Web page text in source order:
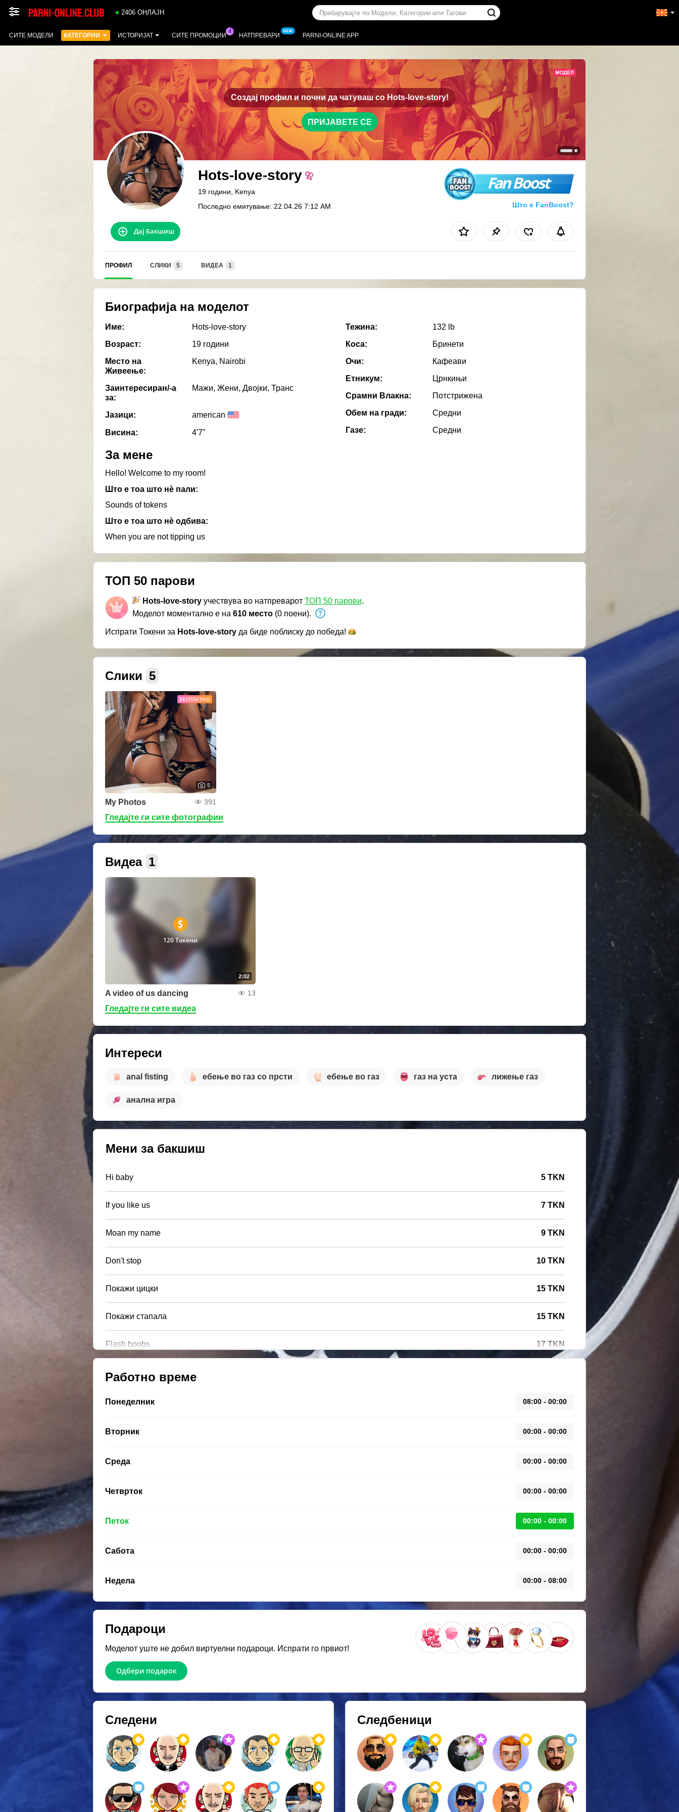
2406 ОНЛАЈН
СИТЕ МОДЕЛИ КАТЕГОРИИ ИСТОРИЈАТ СИТЕ ПРОМОЦИИ НАТПРЕВАРИ PARNI-ONLINE APP
Создај профил и почни да чатуваш со Hots-love-story!
ПРИЈАВЕТЕ СЕ
Hots-love-story
19 години, Kenya
Последно емитување: 22.04.26 7:12 AM
Fan Boost
Што е FanBoost?
Дај Бакшиш
ПРОФИЛ СЛИКИ 5 ВИДЕА 1
Биографија на моделот
Име:
Hots-love-story
Возраст:
19 години
Место на
Живеење:
Kenya, Nairobi
Заинтересиран/-а
за:
Мажи, Жени, Двојки, Транс
Јазици: american
Висина: 4'7"
Тежина:
132 lb
Коса:
Бринети
Очи:
Кафеави
Етникум:
Црнкињи
Срамни Влакна:
Потстрижена
Обем на гради:
Средни
Газе:
Средни
За мене
Hello! Welcome to my room!
Што е тоа што нѐ пали:
Sounds of tokens
Што е тоа што нѐ одбива:
When you are not tipping us
ТОП 50 парови
Hots-love-story учествува во натпреварот ТОП 50 парови.
Моделот моментално е на 610 место (0 поени).
Испрати Токени за Hots-love-story да биде поблиску до победа!
Слики 5
БЕСПЛАТНО
5
My Photos 391
Гледајте ги сите фотографии
Видеа 1
2:02
120 Токени
A video of us dancing 13
Гледајте ги сите видеа
Интереси
anal fisting ебење во газ со прсти ебење во газ газ на уста лижење газ
анална игра
Мени за бакшиш
Hi baby 5 TKN
If you like us 7 TKN
Moan my name 9 TKN
Don't stop 10 TKN
Покажи цицки 15 TKN
Покажи стапала 15 TKN
Flash boobs 17 TKN
Работно време
Понеделник 08:00 - 00:00
Вторник 00:00 - 00:00
Среда 00:00 - 00:00
Четврток 00:00 - 00:00
Петок 00:00 - 00:00
Сабота 00:00 - 00:00
Недела 00:00 - 08:00
Подароци
Моделот уште не добил виртуелни подароци. Испрати го првиот!
Одбери подарок
Следени Следбеници